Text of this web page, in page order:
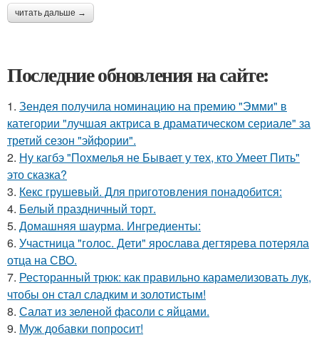
читать дальше →
Последние обновления на сайте:
1. Зендея получила номинацию на премию "Эмми" в
категории "лучшая актриса в драматическом сериале" за
третий сезон "эйфории".
2. Ну кагбэ "Похмелья не Бывает у тех, кто Умеет Пить"
это сказка?
3. Кекс грушевый. Для приготовления понадобится:
4. Белый праздничный торт.
5. Домашняя шаурма. Ингредиенты:
6. Участница "голос. Дети" ярослава дегтярева потеряла
отца на СВО.
7. Ресторанный трюк: как правильно карамелизовать лук,
чтобы он стал сладким и золотистым!
8. Салат из зеленой фасоли с яйцами.
9. Муж добавки попросит!